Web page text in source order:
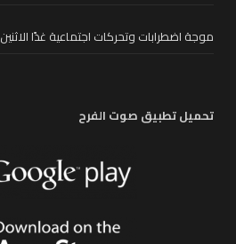
موجة اضطرابات وتحركات اجتماعية غدًا الاثنين
تحميل تطبيق صوت الفرح